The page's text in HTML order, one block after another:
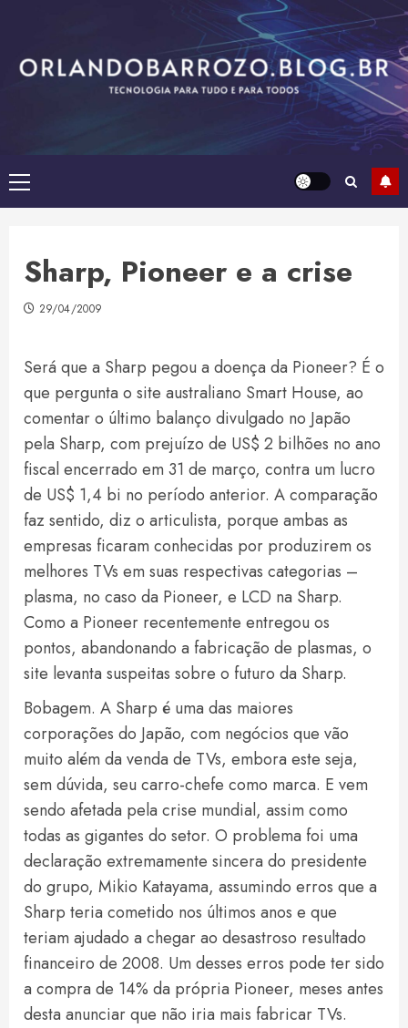
content
Primary
Menu
Sharp, Pioneer e a crise
29/04/2009
Será que a Sharp pegou a doença da Pioneer? É o
que pergunta o site australiano Smart House, ao
comentar o último balanço divulgado no Japão
pela Sharp, com prejuízo de US$ 2 bilhões no ano
fiscal encerrado em 31 de março, contra um lucro
de US$ 1,4 bi no período anterior. A comparação
faz sentido, diz o articulista, porque ambas as
empresas ficaram conhecidas por produzirem os
melhores TVs em suas respectivas categorias –
plasma, no caso da Pioneer, e LCD na Sharp.
Como a Pioneer recentemente entregou os
pontos, abandonando a fabricação de plasmas, o
site levanta suspeitas sobre o futuro da Sharp.
Bobagem. A Sharp é uma das maiores
corporações do Japão, com negócios que vão
muito além da venda de TVs, embora este seja,
sem dúvida, seu carro-chefe como marca. E vem
sendo afetada pela crise mundial, assim como
todas as gigantes do setor. O problema foi uma
declaração extremamente sincera do presidente
do grupo, Mikio Katayama, assumindo erros que a
Sharp teria cometido nos últimos anos e que
teriam ajudado a chegar ao desastroso resultado
financeiro de 2008. Um desses erros pode ter sido
a compra de 14% da própria Pioneer, meses antes
desta anunciar que não iria mais fabricar TVs.